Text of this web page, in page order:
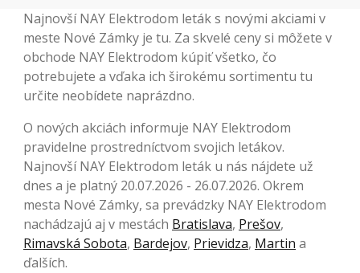
Najnovší NAY Elektrodom leták s novými akciami v
meste Nové Zámky je tu. Za skvelé ceny si môžete v
obchode NAY Elektrodom kúpiť všetko, čo
potrebujete a vďaka ich širokému sortimentu tu
určite neobídete naprázdno.
O nových akciách informuje NAY Elektrodom
pravidelne prostredníctvom svojich letákov.
Najnovší NAY Elektrodom leták u nás nájdete už
dnes a je platný 20.07.2026 - 26.07.2026. Okrem
mesta Nové Zámky, sa prevádzky NAY Elektrodom
nachádzajú aj v mestách Bratislava, Prešov,
Rimavská Sobota, Bardejov, Prievidza, Martin a
ďalších.